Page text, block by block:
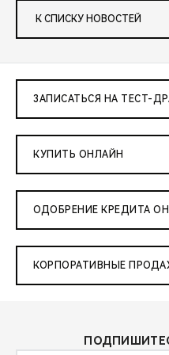
К СПИСКУ НОВОСТЕЙ
ЗАПИСАТЬСЯ НА ТЕСТ-
КУПИТЬ ОНЛАЙН
ОДОБРЕНИЕ КРЕДИТА
КОРПОРАТИВНЫЕ